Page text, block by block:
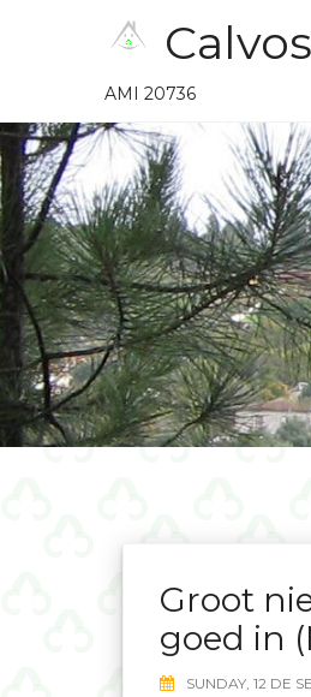
AMI 20736
Groot
goed in
SUNDAY, 12 DE